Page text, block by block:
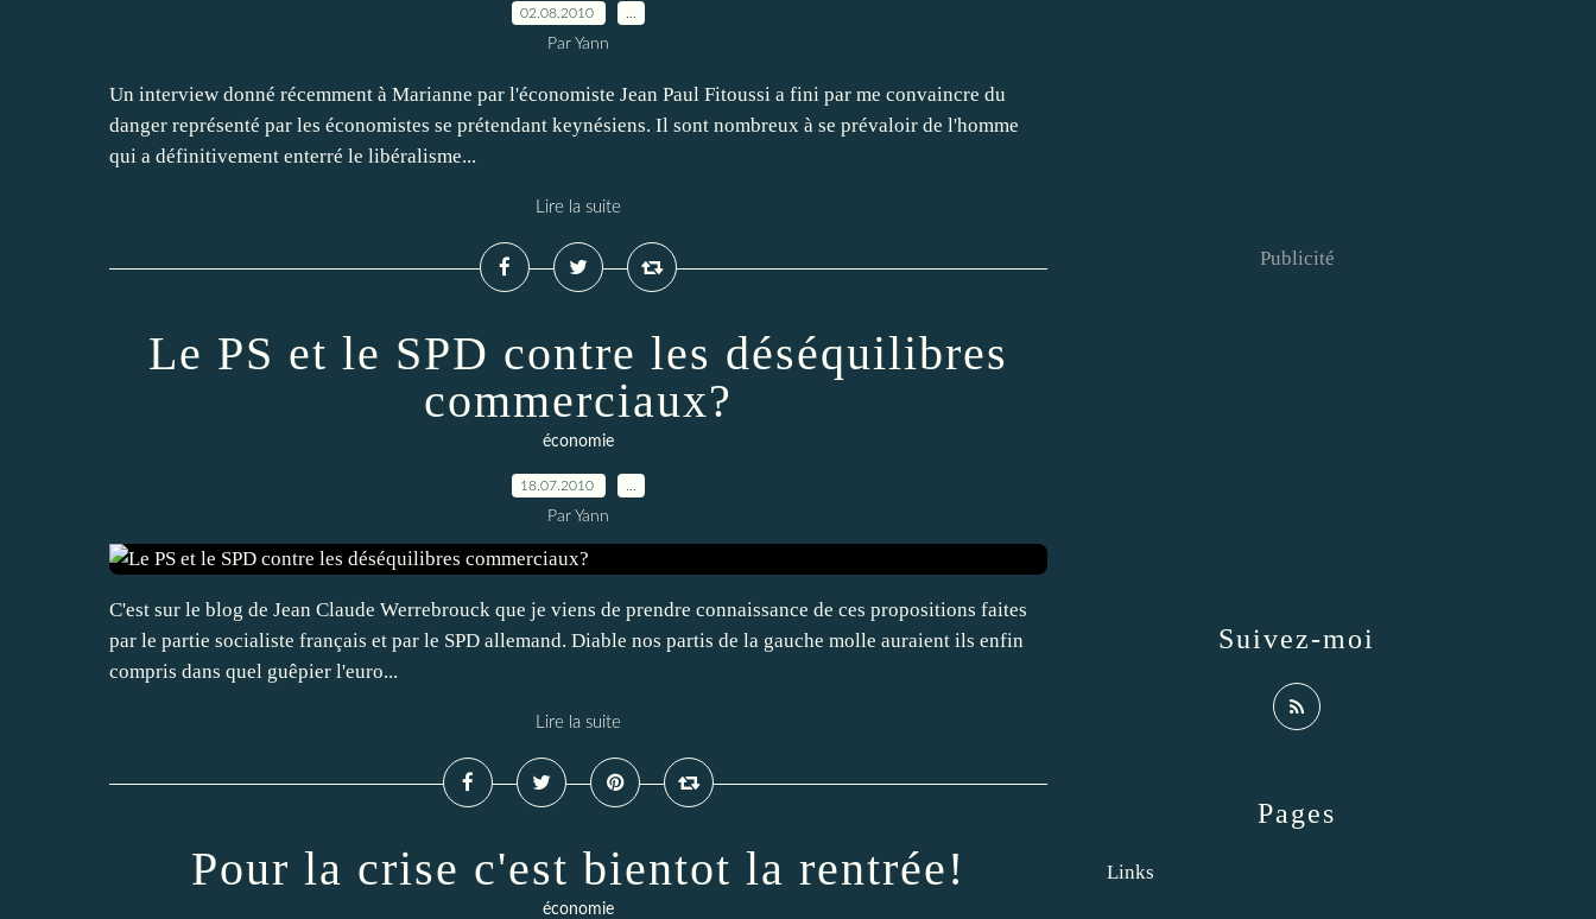
02.08.2010
Par Yann
Un interview donné récemment à Marianne par l'économiste Jean Paul Fitoussi a fini par me convaincre du
danger représenté par les économistes se prétendant keynésiens. Il sont nombreux à se prévaloir de l'homme
qui a définitivement enterré le libéralisme...
Lire la suite
Le PS et le SPD contre les déséquilibres
commerciaux?
économie
18.07.2010
Par Yann
C'est sur le blog de Jean Claude Werrebrouck que je viens de prendre connaissance de ces propositions faites
par le partie socialiste français et par le SPD allemand. Diable nos partis de la gauche molle auraient ils enfin
compris dans quel guêpier l'euro...
Lire la suite
Pour la crise c'est bientot la rentrée!
économie
Pages
Links
Suivez-moi
Publicité